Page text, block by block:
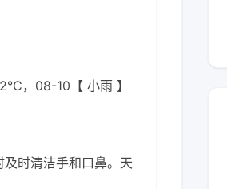
，08-10【 小雨 】
时清洁手和口鼻。天